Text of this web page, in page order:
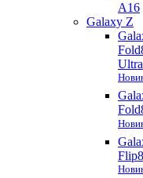
A16
Galaxy Z
Ultra
Flip8